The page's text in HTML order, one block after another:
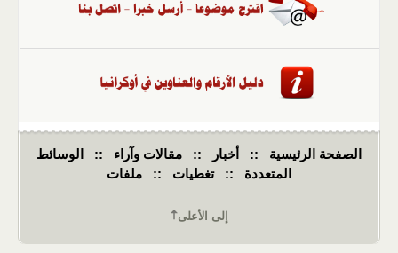
الصفحة الرئيسية :: أخبار :: مقالات وآراء ::
الوسائط
المتعددة
:: تغطيات :: ملفات
إلى الأعلى